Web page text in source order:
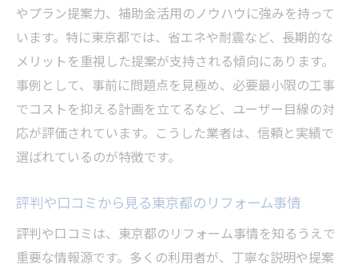
やプラン提案力、補助金活用のノウハウに強みを持って
います。特に東京都では、省エネや耐震など、長期的な
メリットを重視した提案が支持される傾向にあります。
事例として、事前に問題点を見極め、必要最小限の工事
でコストを抑える計画を立てるなど、ユーザー目線の対
応が評価されています。こうした業者は、信頼と実績で
選ばれているのが特徴です。
評判や口コミから見る東京都のリフォーム事情
評判や口コミは、東京都のリフォーム事情を知るうえで
重要な情報源です。多くの利用者が、丁寧な説明や提案